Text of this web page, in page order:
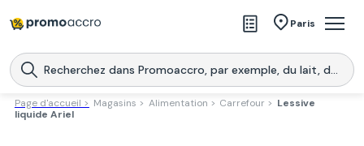
Paris
Magasins
Produits
Page d'accueil > Magasins > Alimentation > Carrefour > Lessive
liquide Ariel